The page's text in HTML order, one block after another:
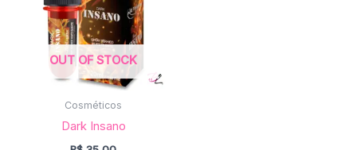
OUT OF STOCK
Cosméticos
Dark Insano